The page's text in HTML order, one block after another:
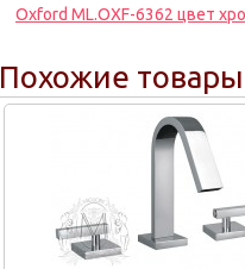
Oxford ML.OXF-6362 цвет
Похожие товары